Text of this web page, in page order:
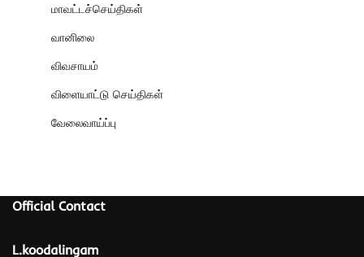
மாவட்டச்செய்திகள்
வானிலை
விவசாயம்
விளையாட்டு செய்திகள்
வேலைவாய்ப்பு
Official Contact
L.koodalingam